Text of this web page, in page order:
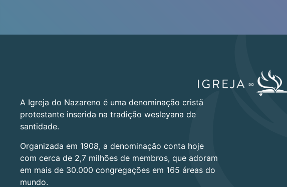
A Igreja do Nazareno é uma denominação cristã
protestante inserida na tradição wesleyana de
santidade.
Organizada em 1908, a denominação conta hoje
com cerca de 2,7 milhões de membros, que adoram
em mais de 30.000 congregações em 165 áreas do
mundo.